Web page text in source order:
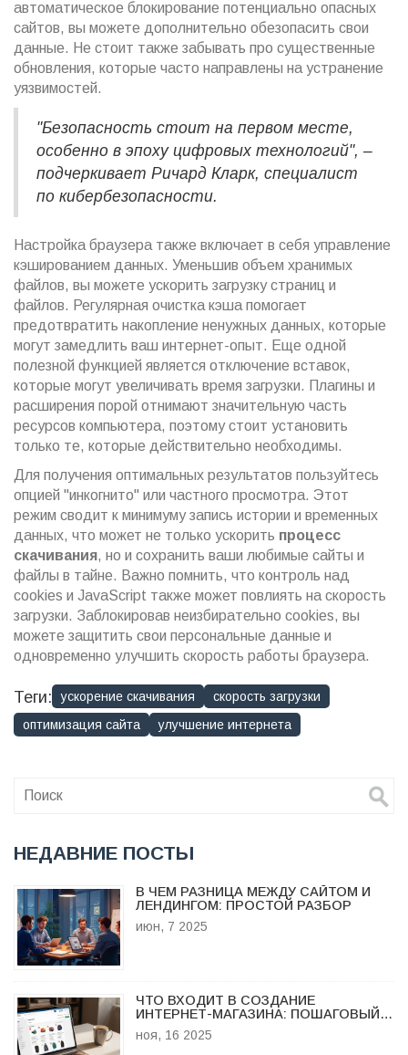
автоматическое блокирование потенциально опасных
сайтов, вы можете дополнительно обезопасить свои
данные. Не стоит также забывать про существенные
обновления, которые часто направлены на устранение
уязвимостей.
"Безопасность стоит на первом месте,
особенно в эпоху цифровых технологий", –
подчеркивает Ричард Кларк, специалист
по кибербезопасности.
Настройка браузера также включает в себя управление
кэшированием данных. Уменьшив объем хранимых
файлов, вы можете ускорить загрузку страниц и
файлов. Регулярная очистка кэша помогает
предотвратить накопление ненужных данных, которые
могут замедлить ваш интернет-опыт. Еще одной
полезной функцией является отключение вставок,
которые могут увеличивать время загрузки. Плагины и
расширения порой отнимают значительную часть
ресурсов компьютера, поэтому стоит установить
только те, которые действительно необходимы.
Для получения оптимальных результатов пользуйтесь
опцией "инкогнито" или частного просмотра. Этот
режим сводит к минимуму запись истории и временных
данных, что может не только ускорить процесс
скачивания, но и сохранить ваши любимые сайты и
файлы в тайне. Важно помнить, что контроль над
cookies и JavaScript также может повлиять на скорость
загрузки. Заблокировав неизбирательно cookies, вы
можете защитить свои персональные данные и
одновременно улучшить скорость работы браузера.
Теги: ускорение скачивания
скорость загрузки
оптимизация сайта
улучшение интернета
НЕДАВНИЕ ПОСТЫ
В ЧЕМ РАЗНИЦА МЕЖДУ САЙТОМ И
ЛЕНДИНГОМ: ПРОСТОЙ РАЗБОР
июн, 7 2025
ЧТО ВХОДИТ В СОЗДАНИЕ
ИНТЕРНЕТ-МАГАЗИНА: ПОШАГОВЫЙ
РАЗБОР ОТ ИДЕИ ДО ПРОДАЖ
ноя, 16 2025